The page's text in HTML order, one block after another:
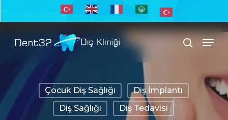
to
main
search
Menu
Çocuk Diş Sağlığı
Diş İmplantı
Diş Sağlığı
Diş Tedavisi